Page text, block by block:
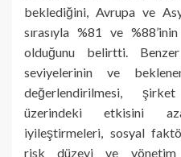
beklediğini, Avrupa ve
sırasıyla %81 ve
olduğunu belirtti.
seviyelerinin ve
değerlendirilmesi,
üzerindeki etkisini
iyileştirmeleri, sosyal
risk düzeyi ve yönetim